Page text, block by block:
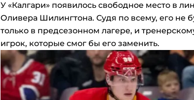
У «Калгари» появилось свободное место в
Оливера Шилингтона. Судя по всему, его не
только в предсезонном лагере, и
игрок, которые смог бы его заменить.